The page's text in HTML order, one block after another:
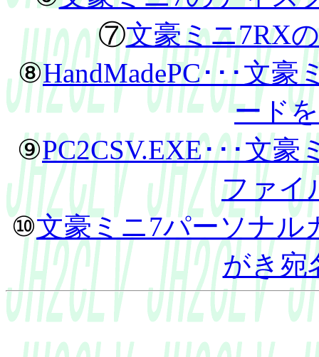
⑦文豪ミニ7RX
⑧HandMadePC･･･文豪
ード
⑨PC2CSV.EXE･･･文
ファイ
⑩文豪ミニ7パーソナル
がき宛